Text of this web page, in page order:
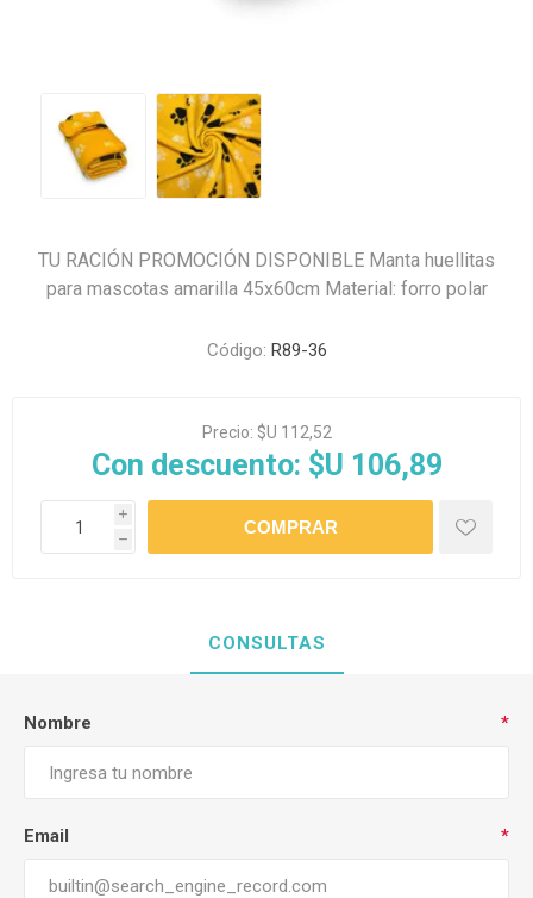
TU RACIÓN PROMOCIÓN DISPONIBLE Manta huellitas
para mascotas amarilla 45x60cm Material: forro polar
Código: R89-36
Precio: $U 112,52
Con descuento: $U 106,89
i
h
CONSULTAS
Nombre *
Email *